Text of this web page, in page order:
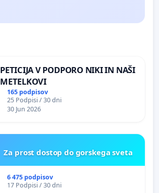
PETICIJA V PODPORO NIKI IN NAŠI
METELKOVI
165 podpisov
25 Podpisi / 30 dni
30 Jun 2026
Za prost dostop do gorskega sveta
6 475 podpisov
17 Podpisi / 30 dni